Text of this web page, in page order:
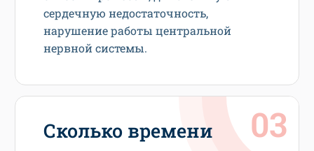
сердечную недостаточность,
нарушение работы центральной
нервной системы.
Сколько времени